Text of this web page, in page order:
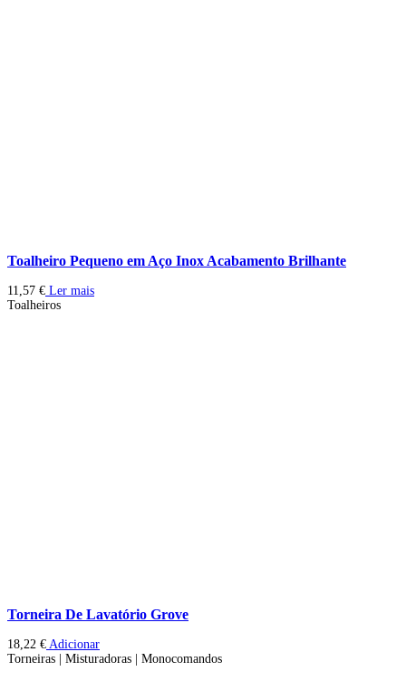
Toalheiro Pequeno em Aço Inox Acabamento Brilhante
11,57 € Ler mais
Toalheiros
Torneira De Lavatório Grove
18,22 € Adicionar
Torneiras | Misturadoras | Monocomandos